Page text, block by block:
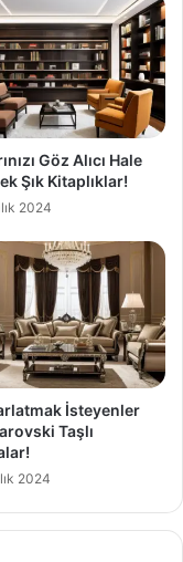
Göz Alıcı Hale
Şık Kitaplıklar!
2024
İsteyenler
Taşlı
2024